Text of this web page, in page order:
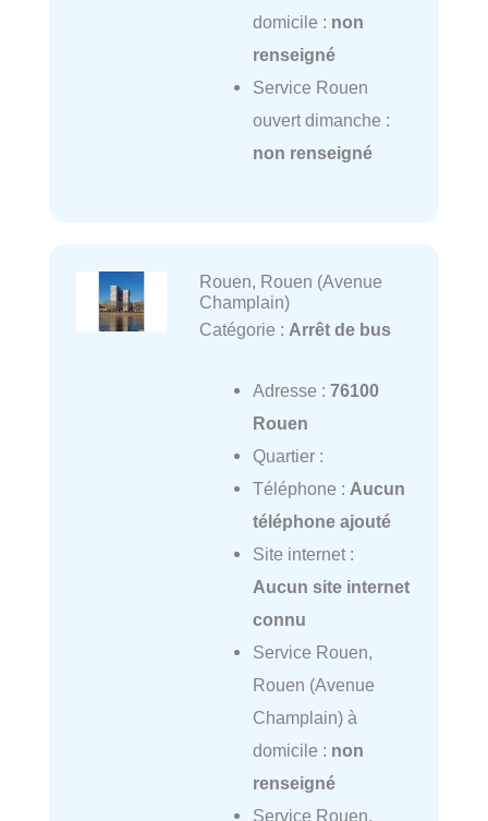
domicile : non
renseigné
Service Rouen
ouvert dimanche :
non renseigné
Rouen, Rouen (Avenue
Champlain)
Catégorie : Arrêt de bus
Adresse : 76100
Rouen
Quartier :
Téléphone : Aucun
téléphone ajouté
Site internet :
Aucun site internet
connu
Service Rouen,
Rouen (Avenue
Champlain) à
domicile : non
renseigné
Service Rouen,